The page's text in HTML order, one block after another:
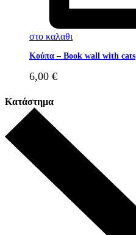
στο καλαθι
Κούπα – Book wall with cats
6,00 €
Κατάστημα